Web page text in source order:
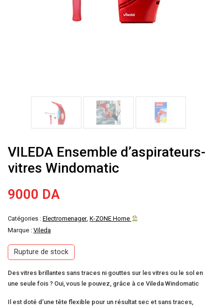
VILEDA Ensemble d’aspirateurs-
vitres Windomatic
9000 DA
Catégories : Electromenager, K-ZONE Home
Marque : Vileda
Rupture de stock
Des vitres brillantes sans traces ni gouttes sur les vitres ou le sol en
une seule fois ? Oui, vous le pouvez, grâce à ce Vileda Windomatic
Il est doté d’une tête flexible pour un résultat sec et sans traces,